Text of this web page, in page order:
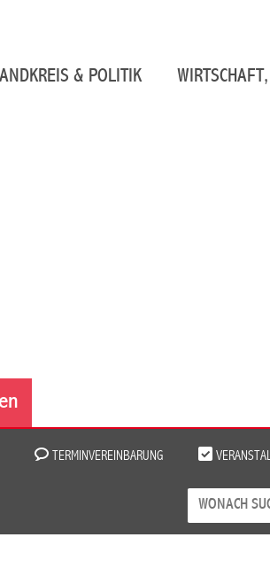
& POLITIK
TERMINVEREINBARUNG